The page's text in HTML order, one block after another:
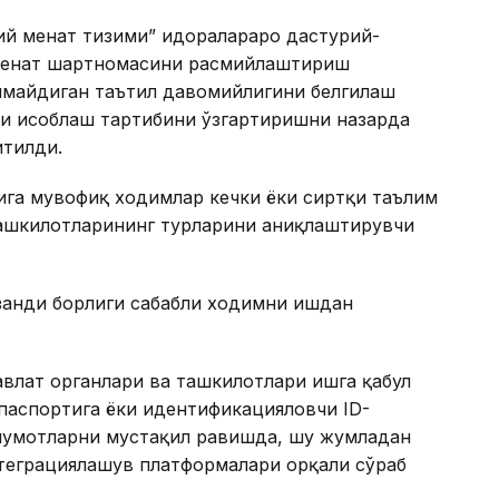
меҳнат тизими” идоралараро дастурий-
шартномасини расмийлаштириш
таътил давомийлигини белгилаш
ҳисоблаш тартибини ўзгартиришни назарда
мувофиқ ходимлар кечки ёки сиртқи таълим
турларини аниқлаштирувчи
борлиги сабабли ходимни ишдан
органлари ва ташкилотлари ишга қабул
ёки идентификацияловчи ID-
мустақил равишда, шу жумладан
платформалари орқали сўраб